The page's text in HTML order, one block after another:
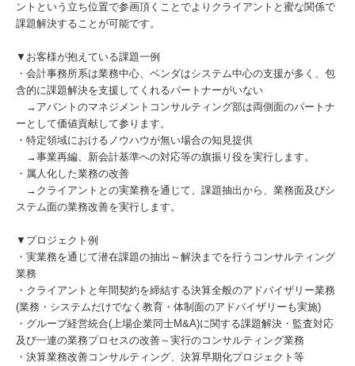
ントという立ち位置で参画頂くことでよりクライアントと蜜な関係で
課題解決することが可能です。
▼お客様が抱えている課題一例
・会計事務所系は業務中心、ベンダはシステム中心の支援が多く、包
含的に課題解決を支援してくれるパートナーがいない
→アバントのマネジメントコンサルティング部は両側面のパートナ
ーとして価値貢献して参ります。
・特定領域におけるノウハウが無い場合の知見提供
→事業再編、新会計基準への対応等の旗振り役を実行します。
・属人化した業務の改善
→クライアントとの実業務を通じて、課題抽出から、業務面及びシ
ステム面の業務改善を実行します。
▼プロジェクト例
・実業務を通じて潜在課題の抽出～解決までを行うコンサルティング
業務
・クライアントと年間契約を締結する決算全般のアドバイザリー業務
(業務・システムだけでなく教育・体制面のアドバイザリーも実施)
・グループ経営統合(上場企業同士M&A)に関する課題解決・監査対応
及び一連の業務プロセスの改善～実行のコンサルティング業務
・決算業務改善コンサルティング、決算早期化プロジェクト等